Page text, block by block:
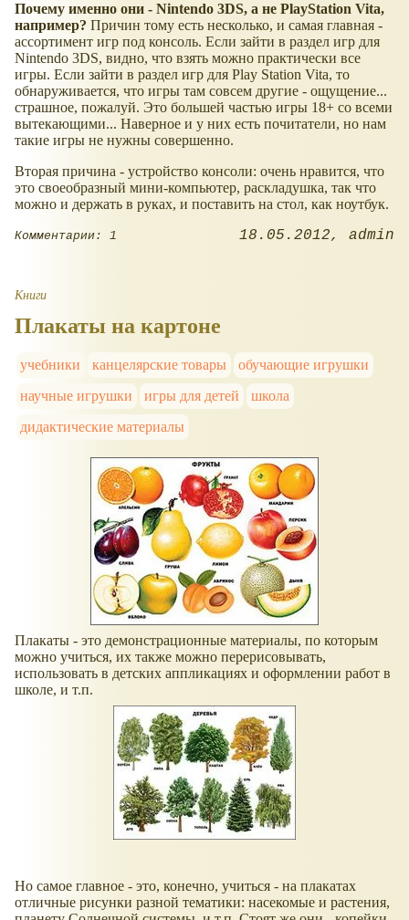
Почему именно они - Nintendo 3DS, а не PlayStation Vita,
например? Причин тому есть несколько, и самая главная -
ассортимент игр под консоль. Если зайти в раздел игр для
Nintendo 3DS, видно, что взять можно практически все
игры. Если зайти в раздел игр для Play Station Vita, то
обнаруживается, что игры там совсем другие - ощущение...
страшное, пожалуй. Это большей частью игры 18+ со всеми
вытекающими... Наверное и у них есть почитатели, но нам
такие игры не нужны совершенно.
Вторая причина - устройство консоли: очень нравится, что
это своеобразный мини-компьютер, раскладушка, так что
можно и держать в руках, и поставить на стол, как ноутбук.
Комментарии: 1 18.05.2012 admin
Книги
Плакаты на картоне
учебники канцелярские товары
обучающие игрушки
научные игрушки
игры для детей
школа
дидактические материалы
Плакаты - это демонстрационные материалы, по которым
можно учиться, их также можно перерисовывать,
использовать в детских аппликациях и оформлении работ в
школе, и т.п.
Но самое главное - это, конечно, учиться - на плакатах
отличные рисунки разной тематики: насекомые и растения,